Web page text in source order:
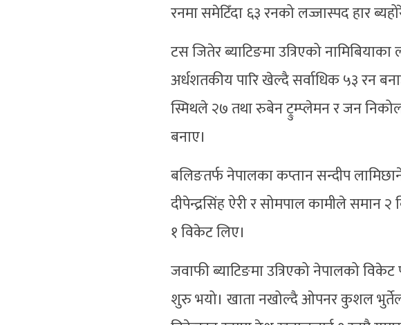
रनमा समेटिँदा ६३ रनको लज्जास्पद हार
टस जितेर ब्याटिङमा उत्रिएको
अर्धशतकीय पारि खेल्दै सर्वाधिक ५३ रन
स्मिथले २७ तथा रुबेन ट्रुम्प्लेमन र जन
बनाए।
बलिङतर्फ नेपालका कप्तान सन्दीप
दीपेन्द्रसिंह ऐरी र सोमपाल कामीले समान
१ विकेट लिए।
जवाफी ब्याटिङमा उत्रिएको नेपालको
शुरु भयो। खाता नखोल्दै ओपनर कुशल